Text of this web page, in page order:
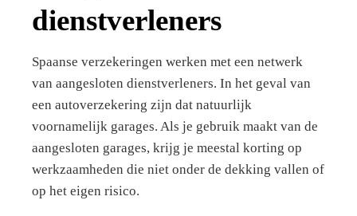
dienstverleners
Spaanse verzekeringen werken met een netwerk
van aangesloten dienstverleners. In het geval van
een autoverzekering zijn dat natuurlijk
voornamelijk garages. Als je gebruik maakt van de
aangesloten garages, krijg je meestal korting op
werkzaamheden die niet onder de dekking vallen of
op het eigen risico.